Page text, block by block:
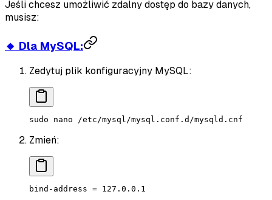
Jeśli chcesz umożliwić zdalny dostęp do bazy danych,
musisz:
🔸 Dla MySQL:
Zedytuj plik konfiguracyjny MySQL:
sudo nano /etc/mysql/mysql.conf.d/mysqld.cnf
Zmień:
bind-address = 127.0.0.1